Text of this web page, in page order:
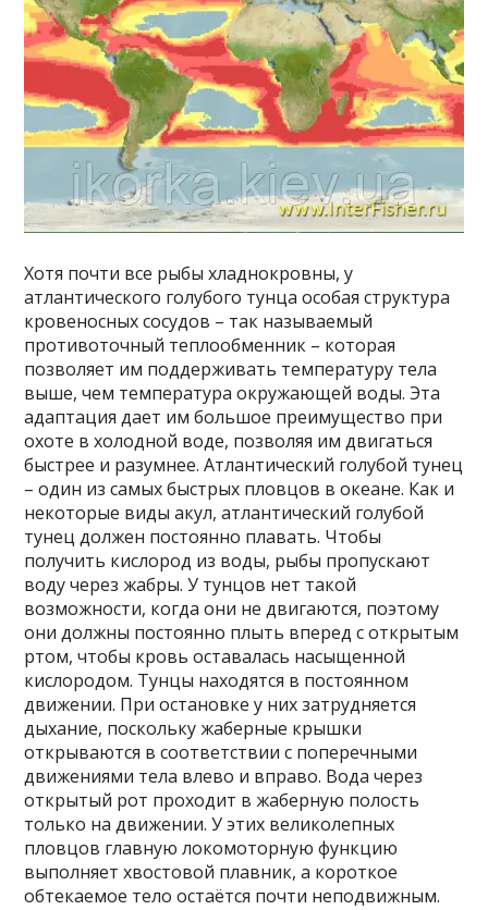
Хотя почти все рыбы хладнокровны, у
атлантического голубого тунца особая структура
кровеносных сосудов – так называемый
противоточный теплообменник – которая
позволяет им поддерживать температуру тела
выше, чем температура окружающей воды. Эта
адаптация дает им большое преимущество при
охоте в холодной воде, позволяя им двигаться
быстрее и разумнее. Атлантический голубой тунец
– один из самых быстрых пловцов в океане. Как и
некоторые виды акул, атлантический голубой
тунец должен постоянно плавать. Чтобы
получить кислород из воды, рыбы пропускают
воду через жабры. У тунцов нет такой
возможности, когда они не двигаются, поэтому
они должны постоянно плыть вперед с открытым
ртом, чтобы кровь оставалась насыщенной
кислородом. Тунцы находятся в постоянном
движении. При остановке у них затрудняется
дыхание, поскольку жаберные крышки
открываются в соответствии с поперечными
движениями тела влево и вправо. Вода через
открытый рот проходит в жаберную полость
только на движении. У этих великолепных
пловцов главную локомоторную функцию
выполняет хвостовой плавник, а короткое
обтекаемое тело остаётся почти неподвижным.